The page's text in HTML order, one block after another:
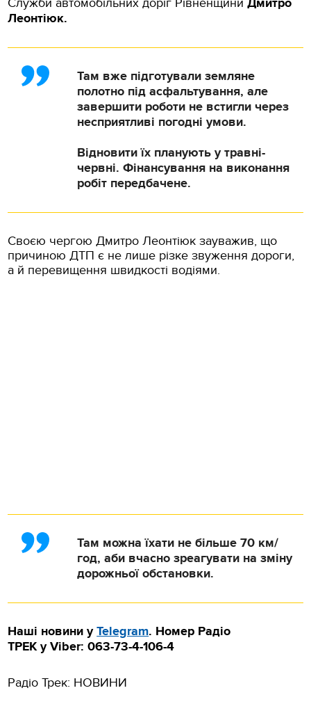
Служби автомобільних доріг РівненщиниДмитро
Леонтіюк.
Там вже підготували земляне
полотно під асфальтування, але
завершити роботи не встигли через
несприятливі погодні умови.
Відновити їх планують у травні-
червні. Фінансування на виконання
робіт передбачене.
Своєю чергою Дмитро Леонтіюк зауважив, що
причиною ДТП є не лише різке звуження дороги,
а й перевищення швидкості водіями.
Там можна їхати не більше 70 км/
год, аби вчасно зреагувати на зміну
дорожньої обстановки.
Наші новини у Telegram. Номер Радіо
ТРЕК уViber: 063-73-4-106-4
Радіо Трек: НОВИНИ